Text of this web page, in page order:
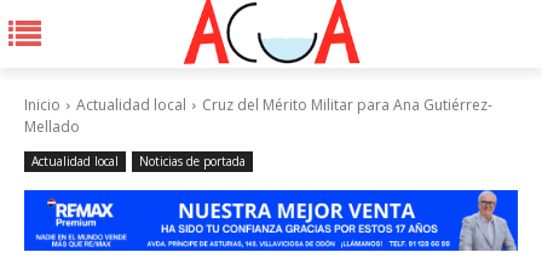
Inicio Actualidad local
Cruz del Mérito Militar para Ana Gutiérrez-
Mellado
Actualidad local Noticias de portada